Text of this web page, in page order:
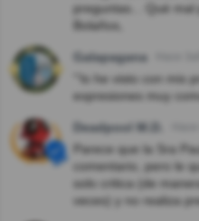
preguntas... Qué mal
Bolaños,
Galapagana
"‘lo he visto con mis
expresiones muy
Deadpool M.D.
Parece que la Sra
comentario, pero le
solo critica (de
veces) y no realiza